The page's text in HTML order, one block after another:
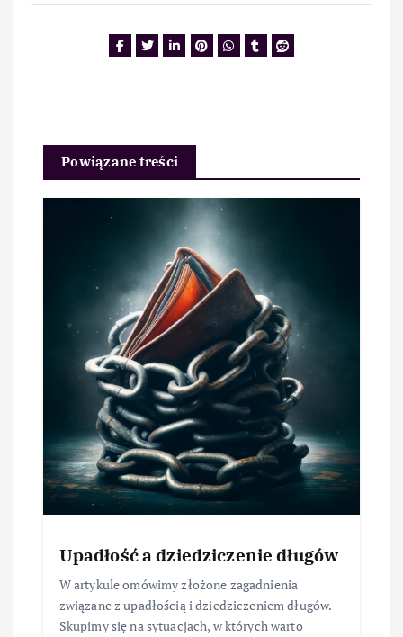
Powiązane treści
Upadłość a dziedziczenie długów
W artykule omówimy złożone zagadnienia
związane z upadłością i dziedziczeniem długów.
Skupimy się na sytuacjach, w których warto